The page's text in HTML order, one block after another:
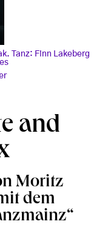
Tanz: Finn Lakeberg
and
Moritz
dem